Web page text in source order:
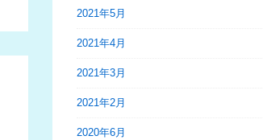
2021年5月
2021年4月
2021年3月
2021年2月
2020年6月